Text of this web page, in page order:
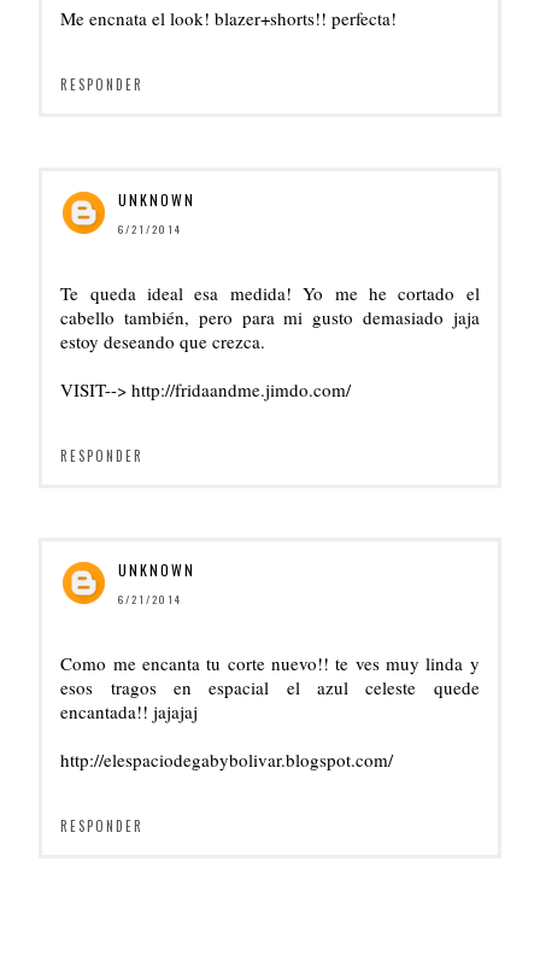
Me encnata el look! blazer+shorts!! perfecta!
RESPONDER
UNKNOWN
6/21/2014
Te queda ideal esa medida! Yo me he cortado el
cabello también, pero para mi gusto demasiado jaja
estoy deseando que crezca.
VISIT--> http://fridaandme.jimdo.com/
RESPONDER
UNKNOWN
6/21/2014
Como me encanta tu corte nuevo!! te ves muy linda y
esos tragos en espacial el azul celeste quede
encantada!! jajajaj
http://elespaciodegabybolivar.blogspot.com/
RESPONDER